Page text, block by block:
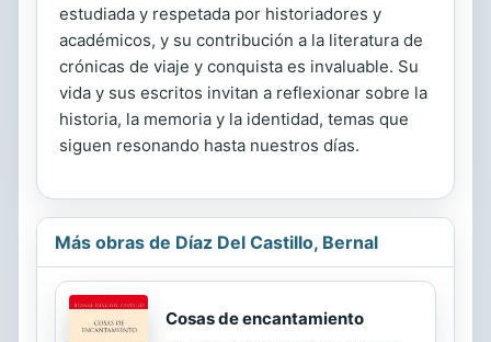
estudiada y respetada por historiadores y
académicos, y su contribución a la literatura de
crónicas de viaje y conquista es invaluable. Su
vida y sus escritos invitan a reflexionar sobre la
historia, la memoria y la identidad, temas que
siguen resonando hasta nuestros días.
Más obras de Díaz Del Castillo, Bernal
Cosas de encantamiento